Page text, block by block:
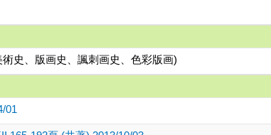
史、版画史、諷刺画史、色彩版画)
01